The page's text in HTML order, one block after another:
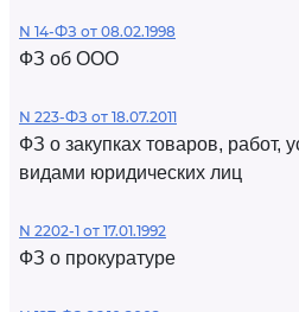
N 14-ФЗ от 08.02.1998
ФЗ об ООО
N 223-ФЗ от 18.07.2011
ФЗ о закупках товаров, работ,
видами юридических лиц
N 2202-1 от 17.01.1992
ФЗ о прокуратуре